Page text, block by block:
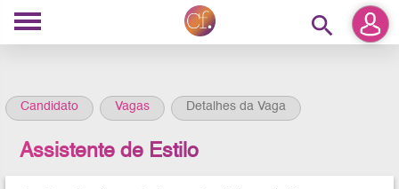
search
Candidato Vagas Detalhes da Vaga
Assistente de Estilo